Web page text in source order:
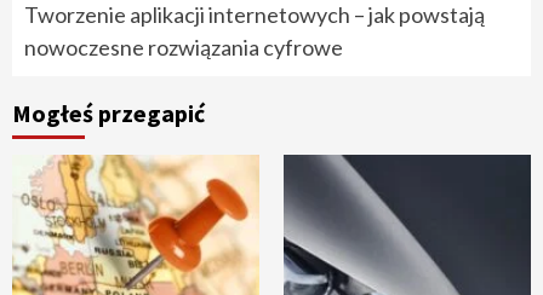
Tworzenie aplikacji internetowych – jak powstają
nowoczesne rozwiązania cyfrowe
Mogłeś przegapić